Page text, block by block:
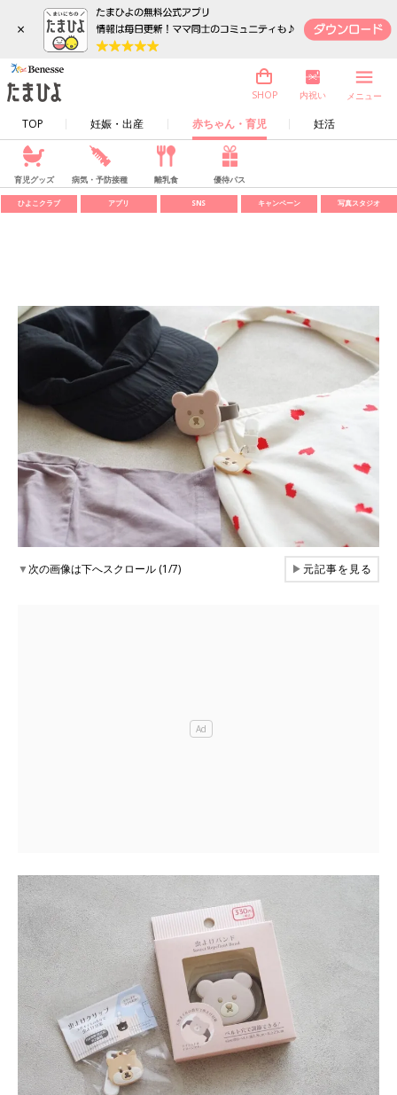
×
TOP 妊娠・出産 赤ちゃん・育児 妊活
SHOP 内祝い メニュー
育児グッズ 病気・予防接種 離乳食 優待パス
ひよこクラブ アプリ SNS キャンペーン 写真スタジオ
▼次の画像は下へスクロール (1/7) ▶元記事を見る